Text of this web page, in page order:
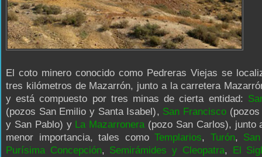
El coto minero conocido como Pedreras Viejas se
tres kilómetros de Mazarrón, junto a la carretera
y está compuesto por tres minas de cierta entidad:
(pozos San Emilio y Santa Isabel), San Francisco(pozos
y San Pablo) y La Mazarronera(pozo San Carlos), junto
menor importancia, tales como Templarios, Turón,
Purísima Concepción, Semirámides y Cleopatra, El